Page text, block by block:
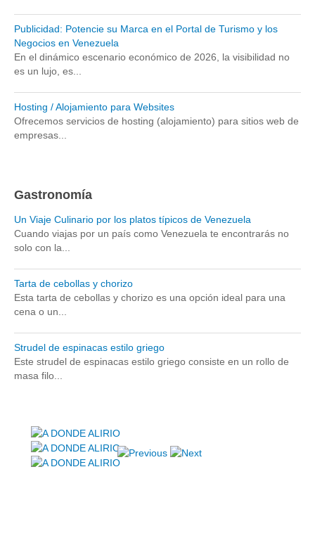
Museos y otros sitios de interés en Falcón
Museos y otros sitios de interés en Sucre
Puerto La Cruz
Noticias turísticas
Diseño de Websites
Hosting / Alojamiento para Websites
Publicidad
Tienda en línea
Publicidad: Potencie su Marca en el Portal de Turismo y los
Negocios en Venezuela
En el dinámico escenario económico de 2026, la visibilidad no
es un lujo, es...
Hosting / Alojamiento para Websites
Ofrecemos servicios de hosting (alojamiento) para sitios web de
empresas...
Gastronomía
Un Viaje Culinario por los platos típicos de Venezuela
Cuando viajas por un país como Venezuela te encontrarás no
solo con la...
Tarta de cebollas y chorizo
Esta tarta de cebollas y chorizo es una opción ideal para una
cena o un...
Strudel de espinacas estilo griego
Este strudel de espinacas estilo griego consiste en un rollo de
masa filo...